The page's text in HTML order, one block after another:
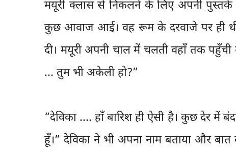
मयूरी क्लास से निकलने के लिए अपनी
कुछ आवाज आई। वह रूम के दरवाजे पर ही थी
दी। मयूरी अपनी चाल में चलती वहाँ तक
... तुम भी अकेली हो?”
“देविका .... हाँ बारिश ही ऐसी है। कुछ देर में
हूँ।” देविका ने भी अपना नाम बताया और